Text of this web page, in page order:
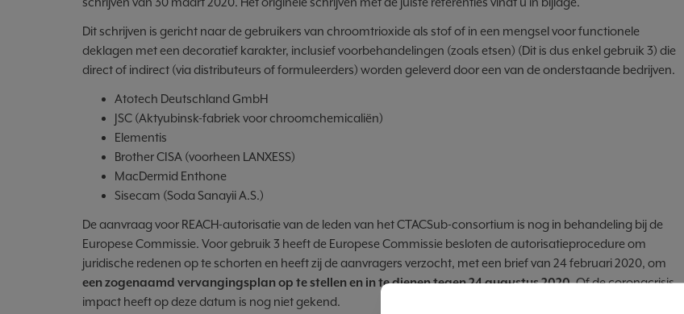
Dit schrijven is gericht naar de gebruikers van chroomtrioxide als stof of in een mengsel voor functionele
deklagen met een decoratief karakter, inclusief voorbehandelingen (zoals etsen) (Dit is dus enkel gebruik 3) die
direct of indirect (via distributeurs of formuleerders) worden geleverd door een van de onderstaande bedrijven.
Atotech Deutschland GmbH
JSC (Aktyubinsk-fabriek voor chroomchemicaliën)
Elementis
Brother CISA (voorheen LANXESS)
MacDermid Enthone
Sisecam (Soda Sanayii A.S.)
De aanvraag voor REACH-autorisatie van de leden van het CTACSub-consortium is nog in behandeling bij de
Europese Commissie. Voor gebruik 3 heeft de Europese Commissie besloten de autorisatieprocedure om
juridische redenen op te schorten en heeft zij de aanvragers verzocht, met een brief van 24 februari 2020, om
een zogenaamd vervangingsplan op te stellen en in te dienen tegen 24 augustus 2020.Of de coronacrisis
impact heeft op deze datum is nog niet gekend.